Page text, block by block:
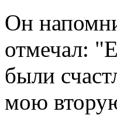
Он
отмечал:
были
мою